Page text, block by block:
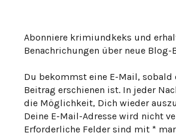
Abonniere krimiundkeks und
Benachrichungen über neue Blog-
Du bekommst eine E-Mail, sobald
Beitrag erschienen ist. In jeder
die Möglichkeit, Dich wieder
Deine E-Mail-Adresse wird nicht
Erforderliche Felder sind mit *